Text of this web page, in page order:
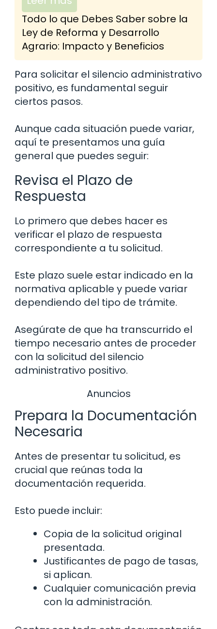
Todo lo que Debes Saber sobre la
Ley de Reforma y Desarrollo
Agrario: Impacto y Beneficios
Para solicitar el silencio administrativo
positivo, es fundamental seguir
ciertos pasos.
Aunque cada situación puede variar,
aquí te presentamos una guía
general que puedes seguir:
Revisa el Plazo de
Respuesta
Lo primero que debes hacer es
verificar el plazo de respuesta
correspondiente a tu solicitud.
Este plazo suele estar indicado en la
normativa aplicable y puede variar
dependiendo del tipo de trámite.
Asegúrate de que ha transcurrido el
tiempo necesario antes de proceder
con la solicitud del silencio
administrativo positivo.
Anuncios
Prepara la Documentación
Necesaria
Antes de presentar tu solicitud, es
crucial que reúnas toda la
documentación requerida.
Esto puede incluir:
Copia de la solicitud original
presentada.
Justificantes de pago de tasas,
si aplican.
Cualquier comunicación previa
con la administración.